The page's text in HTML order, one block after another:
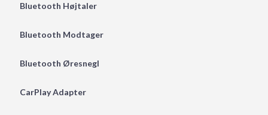
Bluetooth Højtaler
Bluetooth Modtager
Bluetooth Øresnegl
CarPlay Adapter